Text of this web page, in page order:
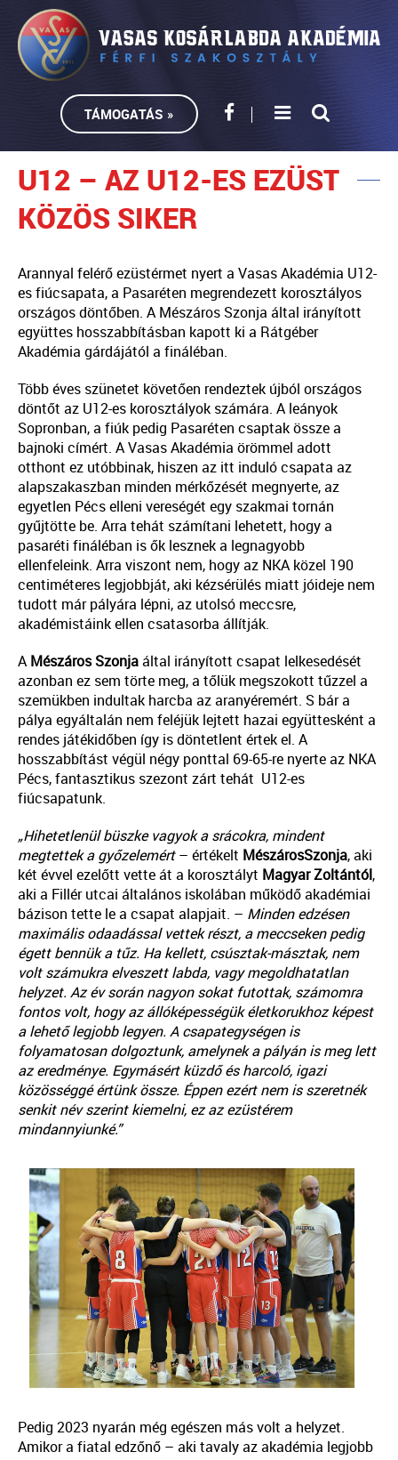
TÁMOGATÁS »
U12 – AZ U12-ES EZÜST
KÖZÖS SIKER
Arannyal felérő ezüstérmet nyert a Vasas Akadémia U12-
es fiúcsapata, a Pasaréten megrendezett korosztályos
országos döntőben. A Mészáros Szonja által irányított
együttes hosszabbításban kapott ki a Rátgéber
Akadémia gárdájától a fináléban.
Több éves szünetet követően rendeztek újból országos
döntőt az U12-es korosztályok számára. A leányok
Sopronban, a fiúk pedig Pasaréten csaptak össze a
bajnoki címért. A Vasas Akadémia örömmel adott
otthont ez utóbbinak, hiszen az itt induló csapata az
alapszakaszban minden mérkőzését megnyerte, az
egyetlen Pécs elleni vereségét egy szakmai tornán
gyűjtötte be. Arra tehát számítani lehetett, hogy a
pasaréti fináléban is ők lesznek a legnagyobb
ellenfeleink. Arra viszont nem, hogy az NKA közel 190
centiméteres legjobbját, aki kézsérülés miatt jóideje nem
tudott már pályára lépni, az utolsó meccsre,
akadémistáink ellen csatasorba állítják.
A Mészáros Szonjaáltal irányított csapat lelkesedését
azonban ez sem törte meg, a tőlük megszokott tűzzel a
szemükben indultak harcba az aranyéremért. S bár a
pálya egyáltalán nem feléjük lejtett hazai együttesként a
rendes játékidőben így is döntetlent értek el. A
hosszabbítást végül négy ponttal 69-65-re nyerte az NKA
Pécs, fantasztikus szezont zárt tehát U12-es
fiúcsapatunk.
„Hihetetlenül büszke vagyok a srácokra, mindent
megtettek a győzelemért– értékelt MészárosSzonja, aki
két évvel ezelőtt vette át a korosztályt MagyarZoltántól,
aki a Fillér utcai általános iskolában működő akadémiai
bázison tette le a csapat alapjait. – Minden edzésen
maximális odaadással vettek részt, a meccseken pedig
égett bennük a tűz. Ha kellett, csúsztak-másztak, nem
volt számukra elveszett labda, vagy megoldhatatlan
helyzet. Az év során nagyon sokat futottak, számomra
fontos volt, hogy az állóképességük életkorukhoz képest
a lehető legjobb legyen. A csapategységen is
folyamatosan dolgoztunk, amelynek a pályán is meg lett
az eredménye. Egymásért küzdő és harcoló, igazi
közösséggé értünk össze. Éppen ezért nem is szeretnék
senkit név szerint kiemelni, ez az ezüstérem
mindannyiunké.”
Pedig 2023 nyarán még egészen más volt a helyzet.
Amikor a fiatal edzőnő – aki tavaly az akadémia legjobb